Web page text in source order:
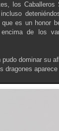
los Caballeros
es un honor
de los
dominar su
dragones